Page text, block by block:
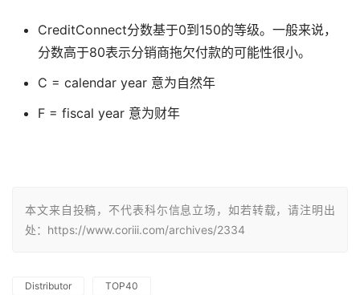
CreditConnect分数基于0到150的等级。一般来说，
分数高于80表示分销商拖欠付款的可能性很小。
C = calendar year 意为自然年
F = fiscal year 意为财年
本文来自投稿，不代表科尓信息立场，如若转载，请注明出
处：https://www.coriii.com/archives/2334
Distributor TOP40